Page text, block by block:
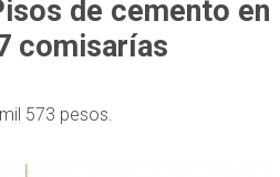
de cemento en
comisarías
573 pesos.